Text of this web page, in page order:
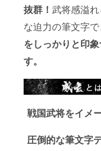
抜群！ 武将感溢
な迫力の筆文字で
をしっかりと印
す。
戦国武将をイメ
圧倒的な筆文字